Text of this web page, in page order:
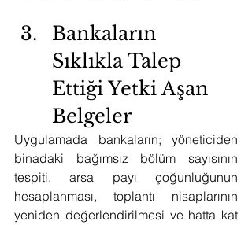
Bankaların
Sıklıkla Talep
Ettiği Yetki Aşan
Belgeler
Uygulamada bankaların; yöneticiden
binadaki bağımsız bölüm sayısının
tespiti, arsa payı çoğunluğunun
hesaplanması, toplantı nisaplarının
yeniden değerlendirilmesi ve hatta kat